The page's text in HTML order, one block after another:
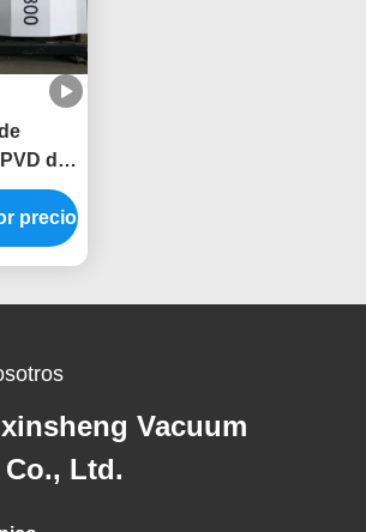
de
para
masa
de
precio
Vacuum
Ltd.